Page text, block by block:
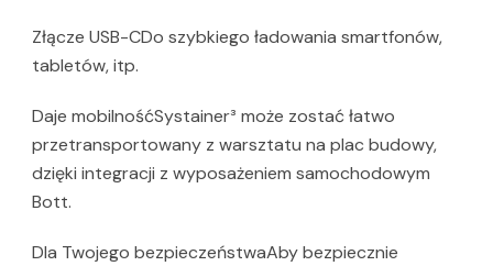
Złącze USB-CDo szybkiego ładowania smartfonów,
tabletów, itp.
Daje mobilnośćSystainer³ może zostać łatwo
przetransportowany z warsztatu na plac budowy,
dzięki integracji z wyposażeniem samochodowym
Bott.
Dla Twojego bezpieczeństwaAby bezpiecznie